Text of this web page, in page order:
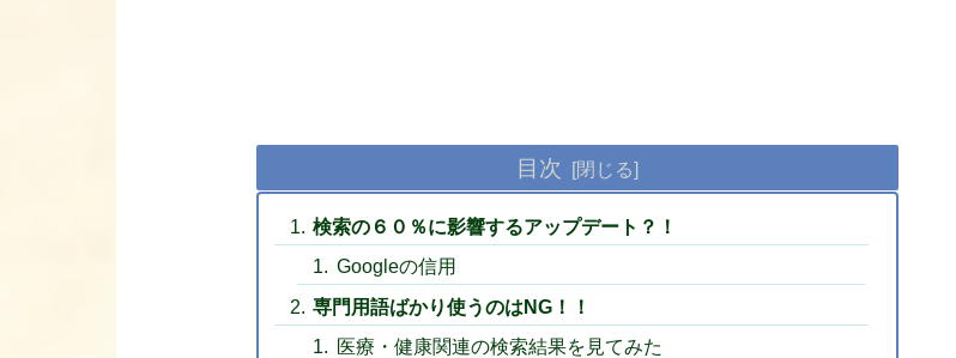
目次
検索の６０％に影響するアップデート？！
Googleの信用
専門用語ばかり使うのはNG！！
医療・健康関連の検索結果を見てみた